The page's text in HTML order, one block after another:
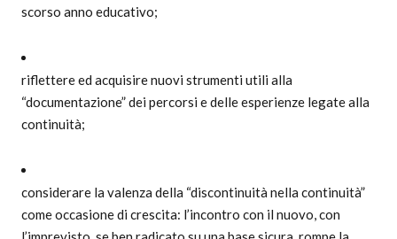
scorso anno educativo;
riflettere ed acquisire nuovi strumenti utili alla
“documentazione” dei percorsi e delle esperienze legate alla
continuità;
considerare la valenza della “discontinuità nella continuità”
come occasione di crescita: l’incontro con il nuovo, con